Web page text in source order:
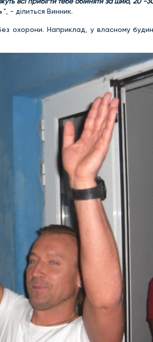
", - ділиться Винник.
охорони. Наприклад, у власному